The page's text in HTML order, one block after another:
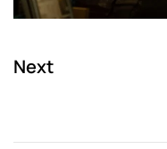
Next